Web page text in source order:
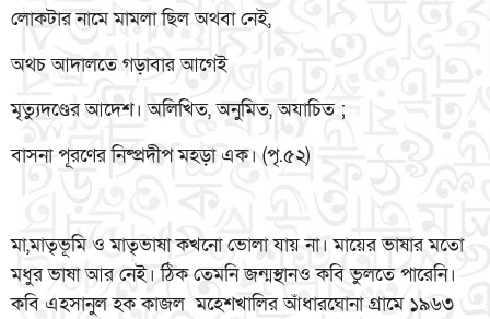
লোকটার নামে মামলা ছিল অথবা নেই,
অথচ আদালতে গড়াবার আগেই
মৃত্যুদণ্ডের আদেশ। অলিখিত, অনুমিত, অযাচিত ;
বাসনা পূরণের নিষ্প্রদীপ মহড়া এক। (পৃ.৫২)
মা,মাতৃভূমি ও মাতৃভাষা কখনো ভোলা যায় না। মায়ের ভাষার মতো
মধুর ভাষা আর নেই। ঠিক তেমনি জন্মস্থানও কবি ভুলতে পারেনি।
কবি এহসানুল হক কাজল মহেশখালির আঁধারঘোনা গ্রামে ১৯৬৩